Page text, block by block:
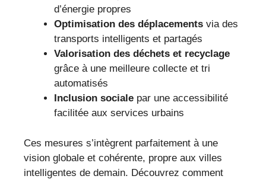
d’énergie propres
Optimisation des déplacements via des
transports intelligents et partagés
Valorisation des déchets et recyclage
grâce à une meilleure collecte et tri
automatisés
Inclusion sociale par une accessibilité
facilitée aux services urbains
Ces mesures s’intègrent parfaitement à une
vision globale et cohérente, propre aux villes
intelligentes de demain. Découvrez comment